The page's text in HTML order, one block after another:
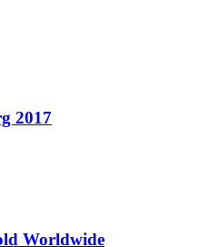
2017
Worldwide